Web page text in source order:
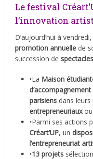
Le festival
l’innovation
D’aujourd’hui à vendredi,
promotion annuelle de
succession de
•La Maison
d’accompagnement
parisiens dans
entrepreneuriaux
•Parmi ses actions
Créart’UP, un
l’entrepreneuriat
•13 projets